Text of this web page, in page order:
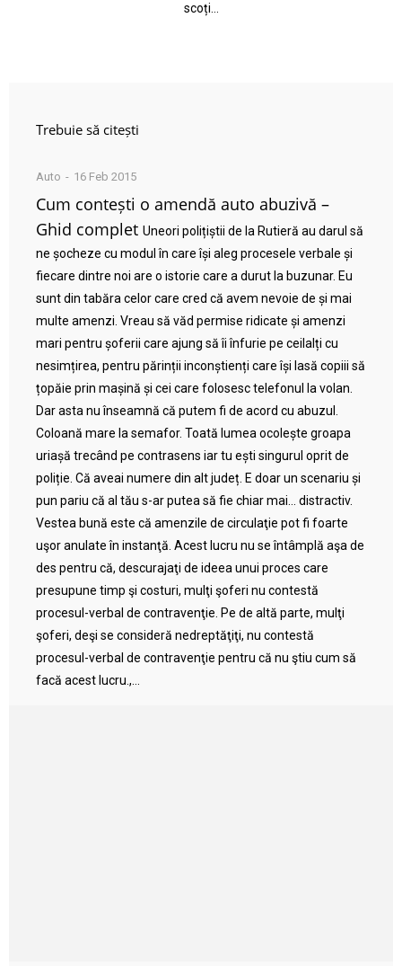
scoți…
Trebuie să citești
Auto 16 Feb 2015
Cum contești o amendă auto abuzivă –
Ghid complet Uneori polițiștii de la Rutieră au darul să
ne șocheze cu modul în care își aleg procesele verbale și
fiecare dintre noi are o istorie care a durut la buzunar. Eu
sunt din tabăra celor care cred că avem nevoie de și mai
multe amenzi. Vreau să văd permise ridicate și amenzi
mari pentru șoferii care ajung să îi înfurie pe ceilalți cu
nesimțirea, pentru părinții inconștienți care își lasă copiii să
țopăie prin mașină și cei care folosesc telefonul la volan.
Dar asta nu înseamnă că putem fi de acord cu abuzul.
Coloană mare la semafor. Toată lumea ocolește groapa
uriașă trecând pe contrasens iar tu ești singurul oprit de
poliție. Că aveai numere din alt județ. E doar un scenariu și
pun pariu că al tău s-ar putea să fie chiar mai… distractiv.
Vestea bună este că amenzile de circulaţie pot fi foarte
uşor anulate în instanţă. Acest lucru nu se întâmplă aşa de
des pentru că, descurajaţi de ideea unui proces care
presupune timp şi costuri, mulţi şoferi nu contestă
procesul-verbal de contravenţie. Pe de altă parte, mulţi
şoferi, deşi se consideră nedreptăţiţi, nu contestă
procesul-verbal de contravenţie pentru că nu ştiu cum să
facă acest lucru.,...